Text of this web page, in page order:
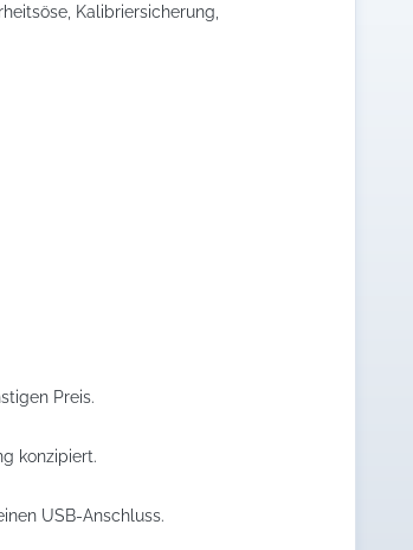
Kalibriersicherung,
Preis.
konzipiert.
USB-Anschluss.